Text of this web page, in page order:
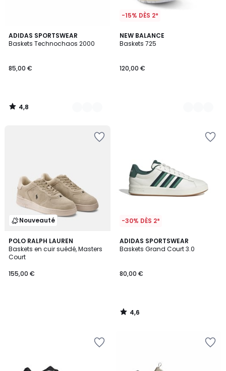
ADIDAS SPORTSWEAR
Baskets Technochaos 2000
85,00 €
4,8
/ 5
2
Couleurs
4,8
/
-15% DÈS 2*
NEW BALANCE
Baskets 725
120,00 €
2
Couleurs
Nouveauté
POLO RALPH LAUREN
Baskets en cuir suédé, Masters
Court
155,00 €
-30% DÈS 2*
ADIDAS SPORTSWEAR
Baskets Grand Court 3.0
80,00 €
4,6
/ 5
4,6
/